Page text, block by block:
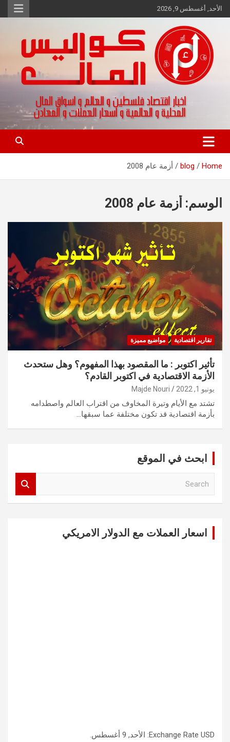
Skip
to
الأحد, أغسطس 9, 2026
كواليس المال
اخبار اقتصاد فلسطين و العالم و تقارير اسواق المال و العملات
Home
blog أزمة عام 2008
الوسم: أزمة عام 2008
تقارير اقتصادية مواضيع مميزة
تأثير اكتوبر : ما المقصود بهذا المفهوم؟ وهل ستحدث
الأزمة الاقتصادية في اكتوبر القادم؟
يونيو 1, 2022 Majde Nouri
تشتد مع الأيام وتيرة المخاوف من اقتراب العالم واصطدامه
بأزمة اقتصادية قد تكون مختلفة عما سبقها…
ابحث في الموقع
اسعار العملات مع الدولار الامريكي
Exchange Rate USD : الأحد, 9 أغسطس.